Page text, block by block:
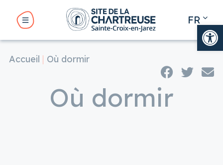
( LE SITE )
( VOTRE VISITE )
FR
Accueil Où dormir
Où dormir
Panneau de gestion des cookies